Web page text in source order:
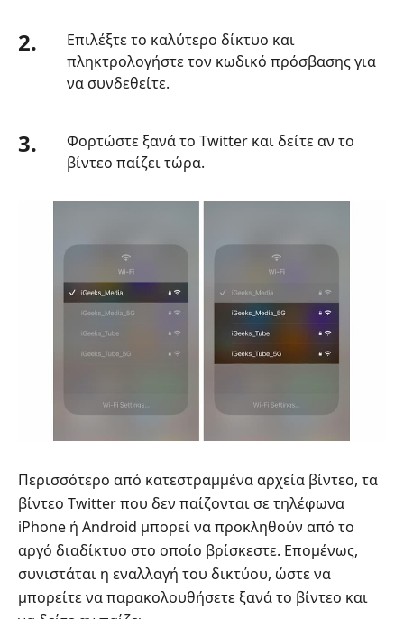
2.
Επιλέξτε το καλύτερο δίκτυο και
πληκτρολογήστε τον κωδικό πρόσβασης για
να συνδεθείτε.
3.
Φορτώστε ξανά το Twitter και δείτε αν το
βίντεο παίζει τώρα.
Περισσότερο από κατεστραμμένα αρχεία βίντεο, τα
βίντεο Twitter που δεν παίζονται σε τηλέφωνα
iPhone ή Android μπορεί να προκληθούν από το
αργό διαδίκτυο στο οποίο βρίσκεστε. Επομένως,
συνιστάται η εναλλαγή του δικτύου, ώστε να
μπορείτε να παρακολουθήσετε ξανά το βίντεο και